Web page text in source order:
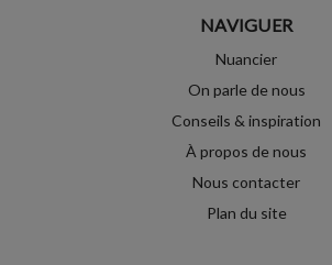
NAVIGUER
Nuancier
On parle de nous
Conseils & inspiration
À propos de nous
Nous contacter
Plan du site